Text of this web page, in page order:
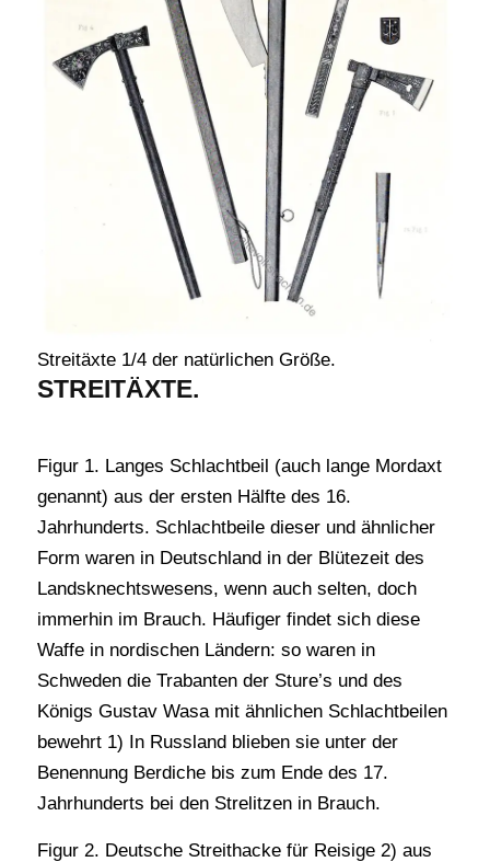
Streitäxte 1/4 der natürlichen Größe.
STREITÄXTE.
Figur 1. Langes Schlachtbeil (auch lange Mordaxt
genannt) aus der ersten Hälfte des 16.
Jahrhunderts. Schlachtbeile dieser und ähnlicher
Form waren in Deutschland in der Blütezeit des
Landsknechtswesens, wenn auch selten, doch
immerhin im Brauch. Häufiger findet sich diese
Waffe in nordischen Ländern: so waren in
Schweden die Trabanten der Sture’s und des
Königs Gustav Wasa mit ähnlichen Schlachtbeilen
bewehrt 1) In Russland blieben sie unter der
Benennung Berdiche bis zum Ende des 17.
Jahrhunderts bei den Strelitzen in Brauch.
Figur 2. Deutsche Streithacke für Reisige 2) aus